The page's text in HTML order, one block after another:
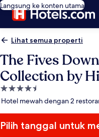
Langsung ke konten utama
Lihat semua properti
The Fives
Collection by
Properti
bintang
Hotel mewah dengan 2
Pilih tanggal untuk